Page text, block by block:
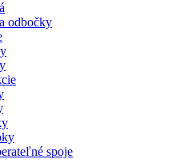
odbočky
spoje